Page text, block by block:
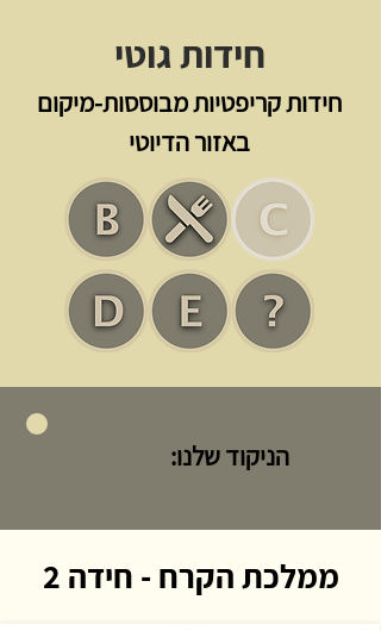
חידות גוטי
חידות קריפטיות מבוססות-מיקום
באזור הדיוטי
הניקוד שלנו:
ממלכת הקרח - חידה 2